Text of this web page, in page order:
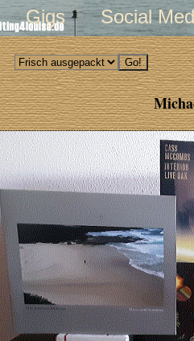
Gigs Social